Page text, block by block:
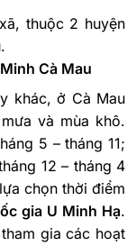
thuộc 2 huyện
Cà Mau
khác, ở Cà Mau
và mùa khô.
5 – tháng 11;
12 – tháng 4
chọn thời điểm
gia U Minh Hạ.
gia các hoạt